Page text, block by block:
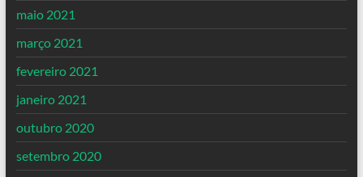
maio 2021
março 2021
fevereiro 2021
janeiro 2021
outubro 2020
setembro 2020